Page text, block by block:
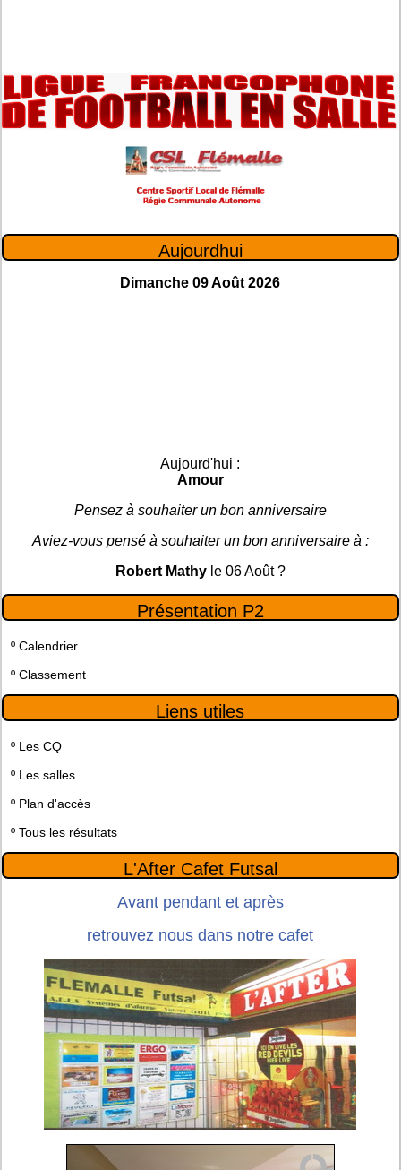
Aujourdhui
Dimanche 09 Août 2026
Aujourd'hui :
Amour
Pensez à souhaiter un bon anniversaire
Aviez-vous pensé à souhaiter un bon anniversaire à :
Robert Mathyle 06 Août ?
Présentation P2
ºCalendrier
ºClassement
Liens utiles
º Les CQ
º Les salles
º Plan d'accès
ºTous les résultats
L'After Cafet Futsal
Avant pendant et après
retrouvez nous dans notre cafet